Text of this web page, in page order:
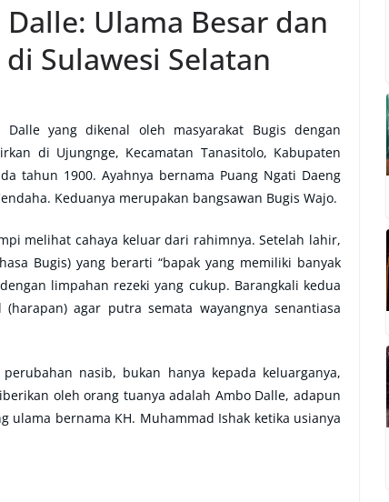
Ulama Besar dan
Sulawesi Selatan
Dalle yang dikenal oleh masyarakat Bugis dengan
di Ujungnge, Kecamatan Tanasitolo, Kabupaten
tahun 1900. Ayahnya bernama Puang Ngati Daeng
Keduanya merupakan bangsawan Bugis Wajo.
melihat cahaya keluar dari rahimnya. Setelah lahir,
Bugis) yang berarti “bapak yang memiliki banyak
limpahan rezeki yang cukup. Barangkali kedua
agar putra semata wayangnya senantiasa
nasib, bukan hanya kepada keluarganya,
oleh orang tuanya adalah Ambo Dalle, adapun
bernama KH. Muhammad Ishak ketika usianya